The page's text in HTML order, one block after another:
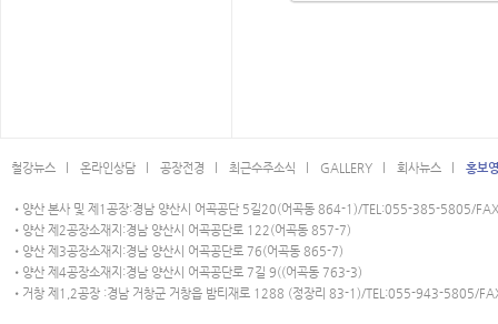
철강뉴스 l 온라인상담 l 공장전경 l 최근수주소식 l GALLERY l 회사뉴스 l 홍보
•양산 본사 및 제1공장:경남 양산시 어곡공단 5길20(어곡동 864-1)/TEL:055-385-5805/
•양산 제2공장소재지:경남 양산시 어곡공단로 122(어곡동 857-7)
•양산 제3공장소재지:경남 양산시 어곡공단로 76(어곡동 865-7)
•양산 제4공장소재지:경남 양산시 어곡공단로 7길 9((어곡동 763-3)
•거창 제1,2공장 :경남 거창군 거창읍 밤티재로 1288 (정장리 83-1)/TEL:055-943-5805/